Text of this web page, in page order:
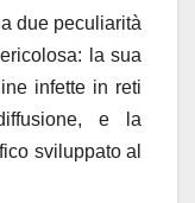
due peculiarità
la sua
infette in reti
e la
sviluppato al